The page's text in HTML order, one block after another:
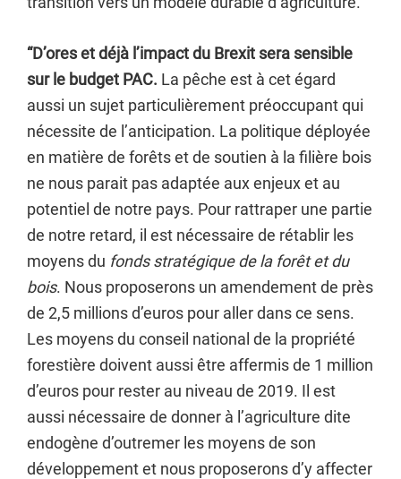
“D’ores et déjà l’impact du Brexit sera sensible
sur le budget PAC. La pêche est à cet égard
aussi un sujet particulièrement préoccupant qui
nécessite de l’anticipation. La politique déployée
en matière de forêts et de soutien à la filière bois
ne nous parait pas adaptée aux enjeux et au
potentiel de notre pays. Pour rattraper une partie
de notre retard, il est nécessaire de rétablir les
moyens du fonds stratégique de la forêt et du
bois. Nous proposerons un amendement de près
de 2,5 millions d’euros pour aller dans ce sens.
Les moyens du conseil national de la propriété
forestière doivent aussi être affermis de 1 million
d’euros pour rester au niveau de 2019. Il est
aussi nécessaire de donner à l’agriculture dite
endogène d’outremer les moyens de son
développement et nous proposerons d’y affecter